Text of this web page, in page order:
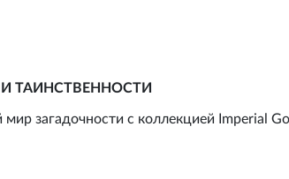
ТАИНСТВЕННОСТИ
загадочности с коллекцией Imperial